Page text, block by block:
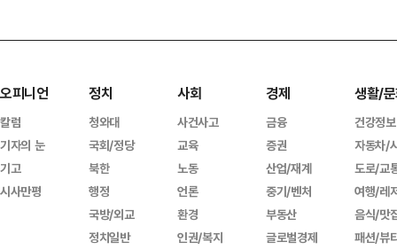
오피니언
칼럼
기자의 눈
기고
시사만평
정치
청와대
국회/정당
북한
행정
국방/외교
정치일반
사회
사건사고
교육
노동
언론
환경
인권/복지
경제
금융
증권
산업/재계
중기/벤처
부동산
글로벌경제
생활/
건강정보
자동차/
도로/교
여행/레
음식/맛
패션/뷰